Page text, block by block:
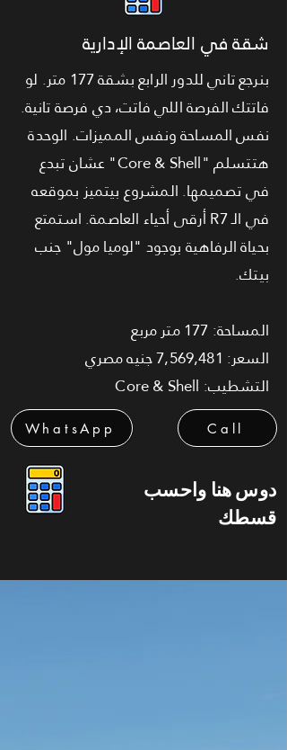
شقة في العاصمة الإدارية
بنرجع تاني للدور الرابع بشقة 177 متر. لو
فاتتك الفرصة اللي فاتت، دي فرصة تانية.
نفس المساحة ونفس المميزات. الوحدة
هتتسلم "Core & Shell" عشان تبدع
في تصميمها. المشروع بيتميز بموقعه
في الـ R7 أرقى أحياء العاصمة. استمتع
بحياة الرفاهية بوجود "لوميا مول" جنب
بيتك.
المساحة: 177 متر مربع
السعر: 7,569,481 جنيه مصري
التشطيب: Core & Shell
WhatsApp Call
دوس هنا واحسب
قسطك